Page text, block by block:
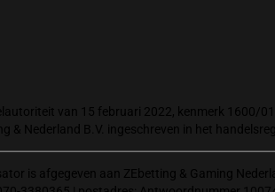
van 15 februari 2022, kenmerk 1600/
& Nederland B.V. ingeschreven in het
is afgegeven aan ZEbetting & Gaming